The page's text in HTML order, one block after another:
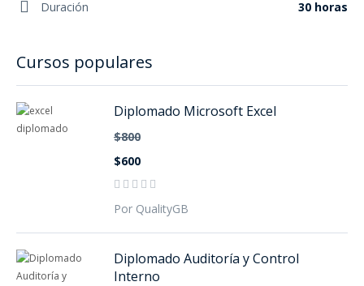
Duración 30 horas
Cursos populares
Diplomado Microsoft Excel
$800
$600
Por QualityGB
Diplomado Auditoría y Control
Interno